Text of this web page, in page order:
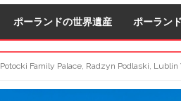
ポーランドの世界遺産 ポーラン
Potocki Family Palace, Radzyn Podlaski, Lublin